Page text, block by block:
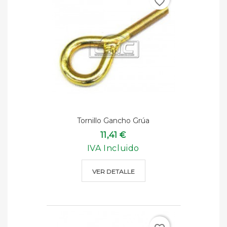
Tornillo Gancho Grúa
11,41 €
IVA Incluido
VER DETALLE